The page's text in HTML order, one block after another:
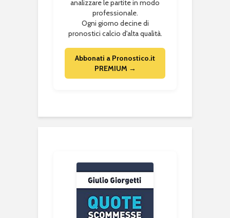
analizzare le partite in modo
professionale.
Ogni giorno decine di
pronostici calcio d'alta qualità.
Abbonati a Pronostico.it
PREMIUM →